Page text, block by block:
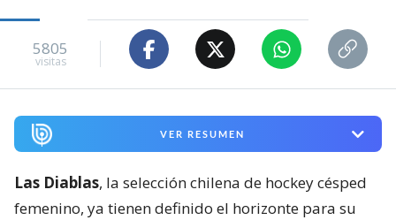
5805
visitas
VER RESUMEN
Las Diablas, la selección chilena de hockey césped
femenino, ya tienen definido el horizonte para su